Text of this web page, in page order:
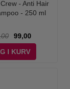
- Anti Hair
- 250 ml
99,00
I KURV